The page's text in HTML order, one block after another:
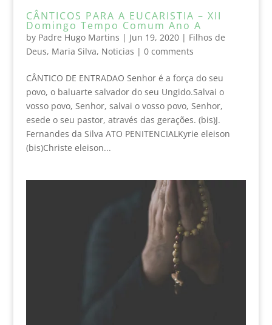
CÂNTICOS PARA A EUCARISTIA – XII
Domingo Tempo Comum Ano A
by Padre Hugo Martins | Jun 19, 2020| Filhos de
Deus, Maria Silva, Noticias | 0 comments
CÂNTICO DE ENTRADAO Senhor é a força do seu
povo, o baluarte salvador do seu Ungido.Salvai o
vosso povo, Senhor, salvai o vosso povo, Senhor,
esede o seu pastor, através das gerações. (bis)J.
Fernandes da Silva ATO PENITENCIALKyrie eleison
(bis)Christe eleison...